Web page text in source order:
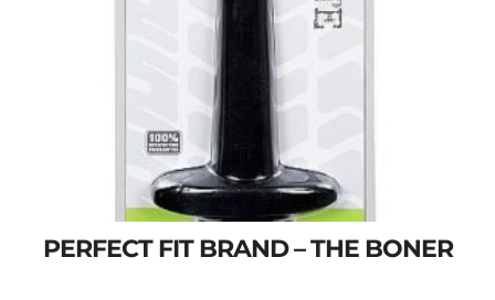
PERFECT FIT BRAND – THE BONER